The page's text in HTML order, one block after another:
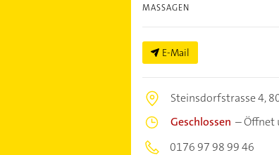
MASSAGEN
E-Mail
Steinsdorfstrasse 4,
Geschlossen –Öffnet
0176 97 98 99 46